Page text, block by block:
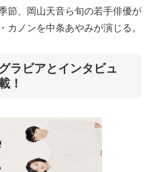
節、岡山天音ら旬の若手俳優が
カノンを中条あやみが演じる。
ラビアとインタビュ
！